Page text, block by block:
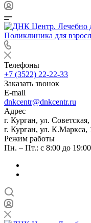
Телефоны
+7 (3522) 22-22-33
Заказать звонок
E-mail
dnkcentr@dnkcentr.ru
Адрес
г. Курган, ул. Советская,
г. Курган, ул. К.Маркса,
Режим работы
Пн. – Пт.: с 8:00 до